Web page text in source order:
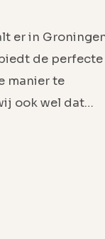
er in
de perfecte
manier te
ook wel dat…